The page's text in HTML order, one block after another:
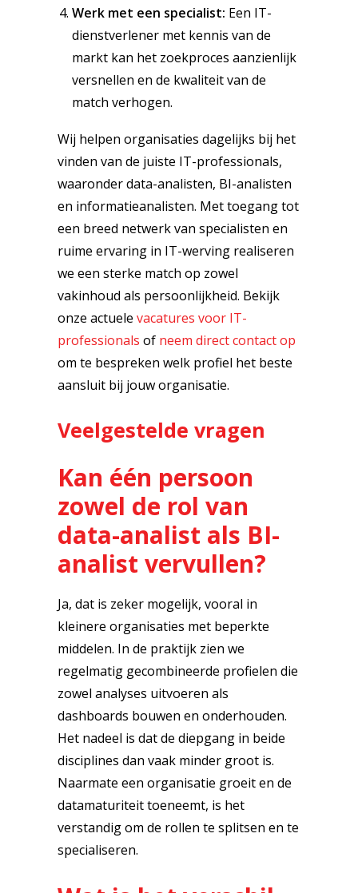
Werk met een specialist: Een IT-
dienstverlener met kennis van de
markt kan het zoekproces aanzienlijk
versnellen en de kwaliteit van de
match verhogen.
Wij helpen organisaties dagelijks bij het
vinden van de juiste IT-professionals,
waaronder data-analisten, BI-analisten
en informatieanalisten. Met toegang tot
een breed netwerk van specialisten en
ruime ervaring in IT-werving realiseren
we een sterke match op zowel
vakinhoud als persoonlijkheid. Bekijk
onze actuele vacatures voor IT-
professionals of neem direct contact op
om te bespreken welk profiel het beste
aansluit bij jouw organisatie.
Veelgestelde vragen
Kan één persoon
zowel de rol van
data-analist als BI-
analist vervullen?
Ja, dat is zeker mogelijk, vooral in
kleinere organisaties met beperkte
middelen. In de praktijk zien we
regelmatig gecombineerde profielen die
zowel analyses uitvoeren als
dashboards bouwen en onderhouden.
Het nadeel is dat de diepgang in beide
disciplines dan vaak minder groot is.
Naarmate een organisatie groeit en de
datamaturiteit toeneemt, is het
verstandig om de rollen te splitsen en te
specialiseren.